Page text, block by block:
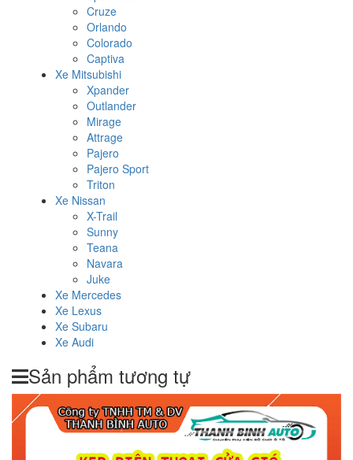
Cruze
Orlando
Colorado
Captiva
Xe Mitsubishi
Xpander
Outlander
Mirage
Attrage
Pajero
Pajero Sport
Triton
Xe Nissan
X-Trail
Sunny
Teana
Navara
Juke
Xe Mercedes
Xe Lexus
Xe Subaru
Xe Audi
Sản phẩm tương tự